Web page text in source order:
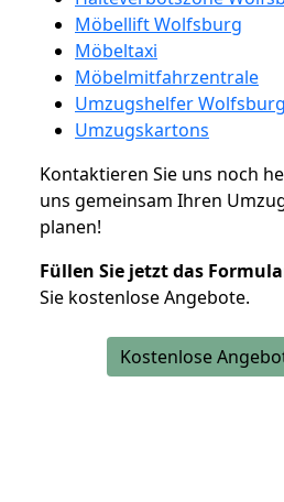
Möbellift Wolfsburg
Möbeltaxi
Möbelmitfahrzentrale
Umzugshelfer Wolfsburg
Umzugskartons
Kontaktieren Sie uns noch
uns gemeinsam Ihren
planen!
Füllen Sie jetzt das
Sie kostenlose Angebote.
Kostenlose